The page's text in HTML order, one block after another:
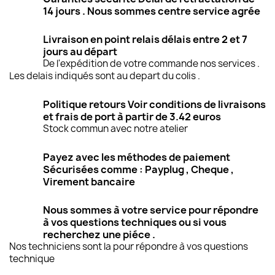
14 jours . Nous sommes centre service agrée
Livraison en point relais délais entre 2 et 7
jours au départ
De l'expédition de votre commande nos services .
Les delais indiqués sont au depart du colis .
Politique retours Voir conditions de livraisons
et frais de port à partir de 3.42 euros
Stock commun avec notre atelier
Payez avec les méthodes de paiement
Sécurisées comme : Payplug , Cheque ,
Virement bancaire
Nous sommes à votre service pour répondre
à vos questions techniques ou si vous
recherchez une piéce .
Nos techniciens sont la pour répondre à vos questions
technique